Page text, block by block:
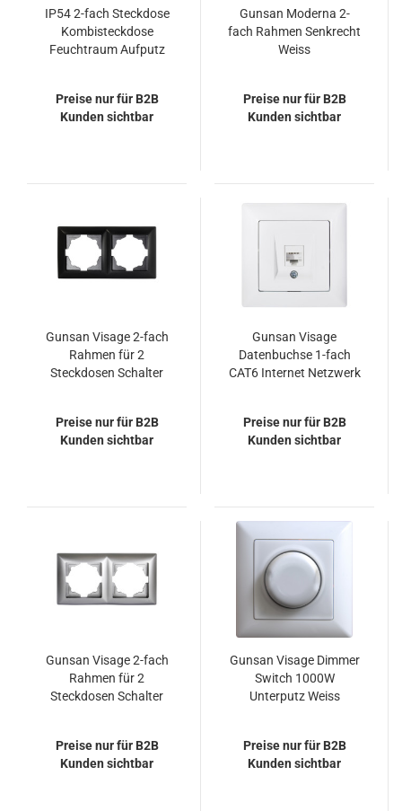
IP54 2-fach Steckdose
Kombisteckdose
Feuchtraum Aufputz
Preise nur für B2B
Kunden sichtbar
Gunsan Moderna 2-
fach Rahmen Senkrecht
Weiss
Preise nur für B2B
Kunden sichtbar
Gunsan Visage 2-fach
Rahmen für 2
Steckdosen Schalter
Preise nur für B2B
Kunden sichtbar
Gunsan Visage
Datenbuchse 1-fach
CAT6 Internet Netzwerk
Preise nur für B2B
Kunden sichtbar
Gunsan Visage 2-fach
Rahmen für 2
Steckdosen Schalter
Preise nur für B2B
Kunden sichtbar
Gunsan Visage Dimmer
Switch 1000W
Unterputz Weiss
Preise nur für B2B
Kunden sichtbar